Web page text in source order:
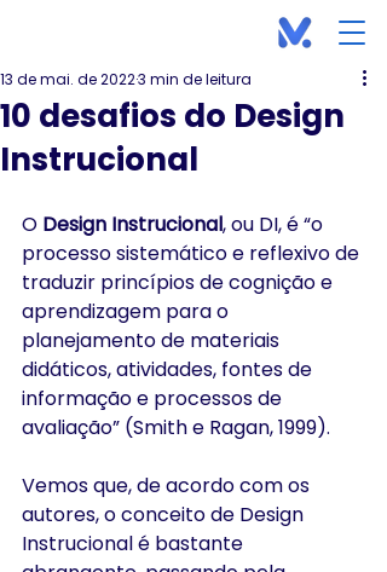
10 desafios do Design
Instrucional
13 de mai. de 20223 min de leitura
O Design Instrucional, ou DI, é “o
processo sistemático e reflexivo de
traduzir princípios de cognição e
aprendizagem para o
planejamento de materiais
didáticos, atividades, fontes de
informação e processos de
avaliação” (Smith e Ragan, 1999).
Vemos que, de acordo com os
autores, o conceito de Design
Instrucional é bastante